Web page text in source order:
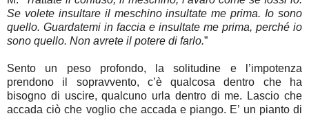
Se volete insultare il meschino insultate me prima. Io sono
quello. Guardatemi in faccia e insultate me prima, perché io
sono quello. Non avrete il potere di farlo.”
Sento un peso profondo, la solitudine e l’impotenza
prendono il sopravvento, c’è qualcosa dentro che ha
bisogno di uscire, qualcuno urla dentro di me. Lascio che
accada ciò che voglio che accada e piango. E’ un pianto di